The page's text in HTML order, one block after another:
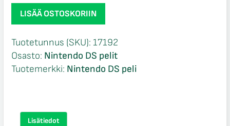
Iron
Man
CIB
Nintendo
DS
LISÄÄ OSTOSKORIIN
Tuotetunnus (SKU): 17192
Osasto: Nintendo DS pelit
Tuotemerkki: Nintendo DS peli
Lisätiedot